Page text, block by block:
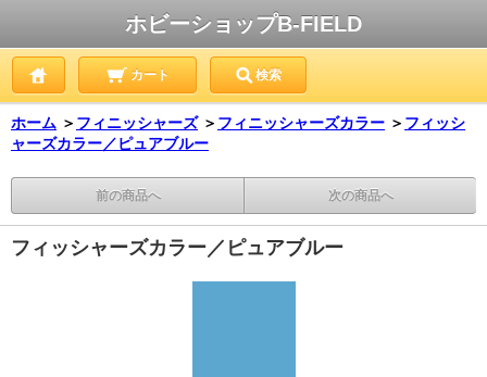
ホビーショップB-FIELD
カート 検索
ホーム ＞ フィニッシャーズ ＞ フィニッシャーズカラー ＞ フィッシ
ャーズカラー／ピュアブルー
前の商品へ 次の商品へ
フィッシャーズカラー／ピュアブルー